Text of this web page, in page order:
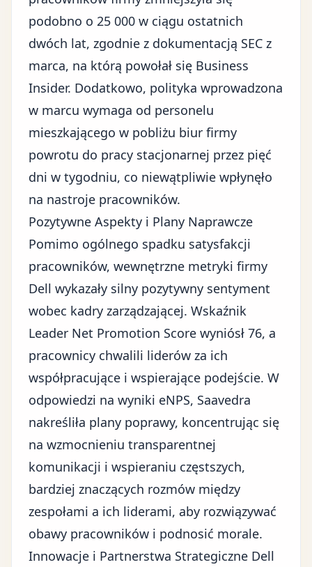
podobno o 25 000 w ciągu ostatnich
dwóch lat, zgodnie z dokumentacją SEC z
marca, na którą powołał się Business
Insider. Dodatkowo, polityka wprowadzona
w marcu wymaga od personelu
mieszkającego w pobliżu biur firmy
powrotu do pracy stacjonarnej przez pięć
dni w tygodniu, co niewątpliwie wpłynęło
na nastroje pracowników.
Pozytywne Aspekty i Plany Naprawcze
Pomimo ogólnego spadku satysfakcji
pracowników, wewnętrzne metryki firmy
Dell wykazały silny pozytywny sentyment
wobec kadry zarządzającej. Wskaźnik
Leader Net Promotion Score wyniósł 76, a
pracownicy chwalili liderów za ich
współpracujące i wspierające podejście. W
odpowiedzi na wyniki eNPS, Saavedra
nakreśliła plany poprawy, koncentrując się
na wzmocnieniu transparentnej
komunikacji i wspieraniu częstszych,
bardziej znaczących rozmów między
zespołami a ich liderami, aby rozwiązywać
obawy pracowników i podnosić morale.
Innowacje i Partnerstwa Strategiczne Dell